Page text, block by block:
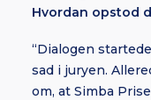
Hvordan opstod
“Dialogen
sad i juryen.
om, at Simba